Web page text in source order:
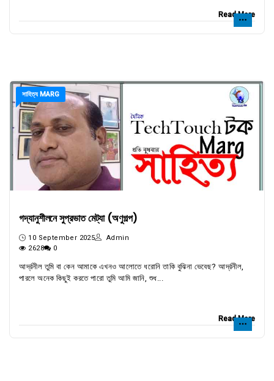
Read More
সাহিত্য MARG
গদ্যানুশীলনে সুপ্রভাত মেট্যা (অণুগল্প)
10 September 2025
Admin
2628
0
আর্দ্রনীল তুমি বা কেন আমাকে এখনও আলোতে ধরোনি তাকি বুঝিনা ভেবেছ? আর্দ্রনীল,
পারলে অনেক কিছুই করতে পারো তুমি আমি জানি, শুধ...
Read More